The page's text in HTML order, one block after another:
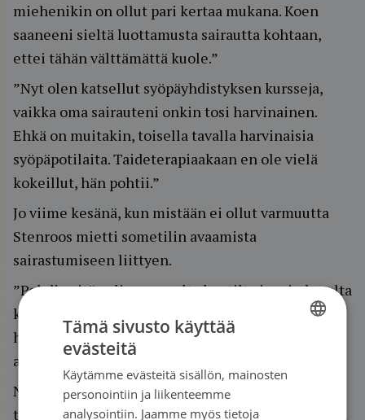
miehenikin on ollut pari kertaa mukana. Koen
saaneeni sieltä luottamusta sairautta kohtaan,
ettei tähän välttämättä kuole.”
”Nyt olen katsellut syöpäyhdistyksen kursseja,
vaikka oma sairauteni onkin tosi harvinainen.
Ehkä on muitakin, toisella tavalla harvinaisia
syöpäpotilaita. Taideterapiaakaan en ole vielä
kokeillut, hän pohtii.”
Jo viime kesänä, kun mistään ei ollut varmuutta
Stenroos mietti sometilin avaamista
sairastumiseen liittyen.
”Pohdin sitä paljon monelta kantilta ja sain lopulta
kannustusta syöpäyhdistyksestäkin. Halusin ja
haluan laittaa asioita myös itselle muistiin. Ei
ajatuksiaan sitten muista enää myöhemmin.”
Nyt Instagramissa on @palojajapuolia -niminen
tili, jolla on noin 4 500 seuraajaa. Tilillä hän pohtii
SWEDISH
Tämä sivusto käyttää
evästeitä
Käytämme evästeitä sisällön, mainosten
personointiin ja liikenteemme
analysointiin. Jaamme myös tietoja